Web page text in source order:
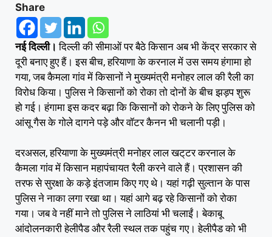
Share
नई दिल्ली। दिल्ली की सीमाओं पर बैठे किसान अब भी केंद्र सरकार से
दूरी बनाए हुए हैं। इस बीच, हरियाणा के करनाल में उस समय हंगामा हो
गया, जब कैमला गांव में किसानों ने मुख्यमंत्री मनोहर लाल की रैली का
विरोध किया। पुलिस ने किसानों को रोका तो दोनों के बीच झड़प शुरू
हो गई। हंगामा इस कदर बढ़ा कि किसानों को रोकने के लिए पुलिस को
आंसू गैस के गोले दागने पड़े और वॉटर कैनन भी चलानी पड़ी।
दरअसल, हरियाणा के मुख्यमंत्री मनोहर लाल खट्‌टर करनाल के
कैमला गांव में किसान महापंचायत रैली करने वाले हैं। प्रशासन की
तरफ से सुरक्षा के कड़े इंतजाम किए गए थे। यहां गढ़ी सुल्तान के पास
पुलिस ने नाका लगा रखा था। यहां आगे बढ़ रहे किसानों को रोका
गया। जब वे नहीं माने तो पुलिस ने लाठियां भी चलाईं। बेकाबू
आंदोलनकारी हेलीपैड और रैली स्थल तक पहुंच गए। हेलीपैड को भी